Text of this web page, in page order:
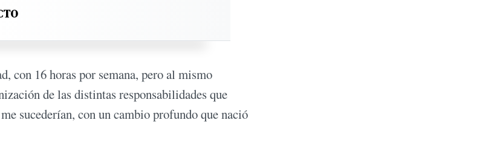
con 16 horas por semana, pero al mismo
de las distintas responsabilidades que
sucederían, con un cambio profundo que nació